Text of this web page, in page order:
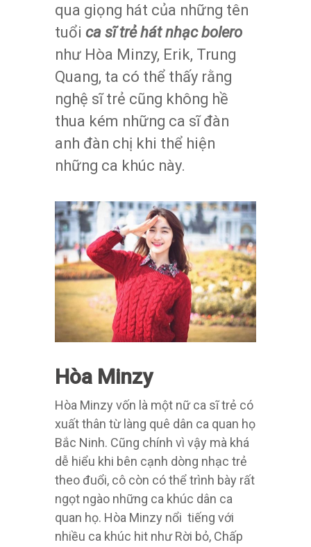
qua giọng hát của những tên
tuổi ca sĩ trẻ hát nhạc bolero
như Hòa Minzy, Erik, Trung
Quang, ta có thể thấy rằng
nghệ sĩ trẻ cũng không hề
thua kém những ca sĩ đàn
anh đàn chị khi thể hiện
những ca khúc này.
Hòa Minzy
Hòa Minzy vốn là một nữ ca sĩ trẻ có
xuất thân từ làng quê dân ca quan họ
Bắc Ninh. Cũng chính vì vậy mà khá
dễ hiểu khi bên cạnh dòng nhạc trẻ
theo đuổi, cô còn có thể trình bày rất
ngọt ngào những ca khúc dân ca
quan họ. Hòa Minzy nổi tiếng với
nhiều ca khúc hit như Rời bỏ, Chấp